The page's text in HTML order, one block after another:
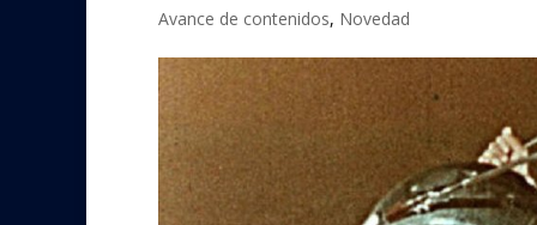
Avance de contenidos, Novedad